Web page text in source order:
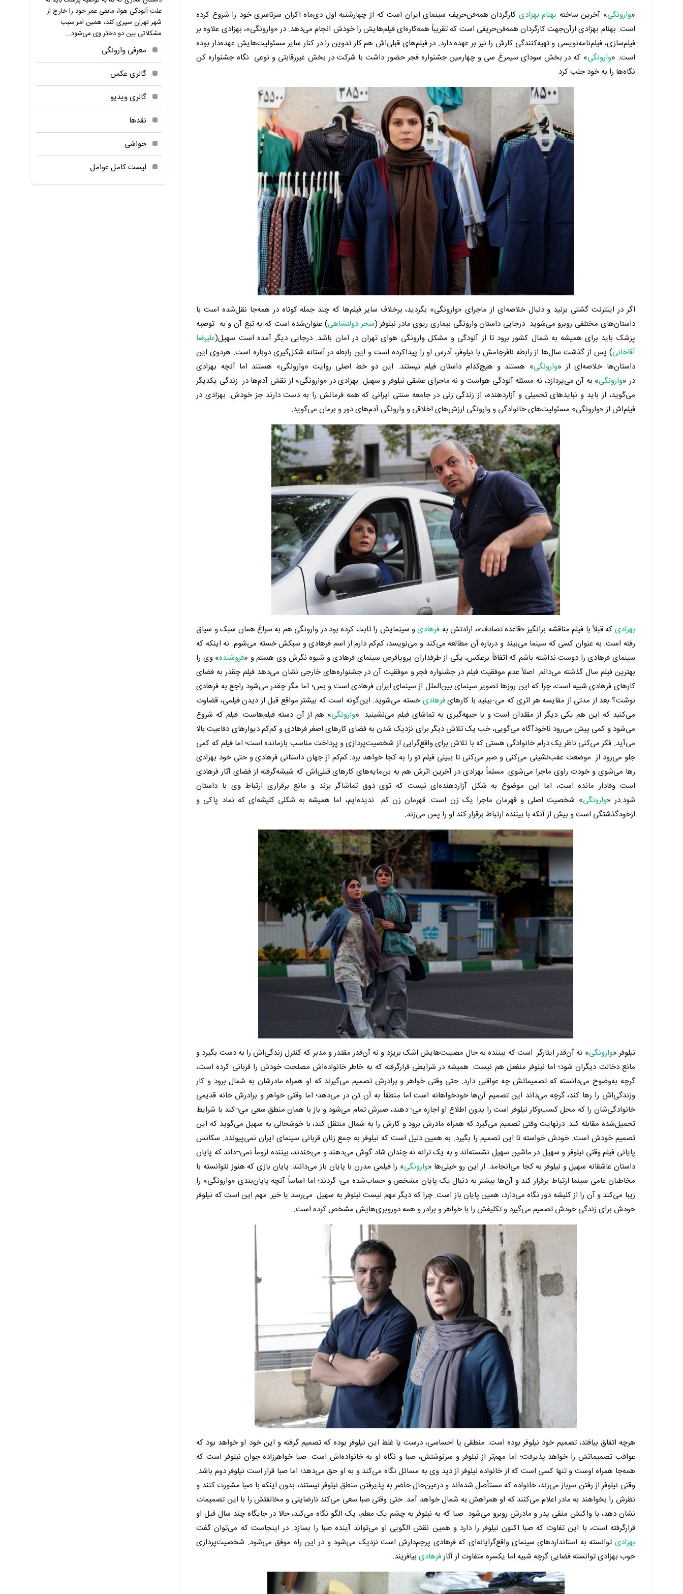
«وارونگی» آخرین ساخته بهنام بهزادی کارگردان همه‌فن‌حریف سینمای ایران است که از چهارشنبه اول دی‌ماه اکران سرتاسری خود را شروع کرده
است. بهنام بهزادی ازآن‌جهت کارگردان همه‌فن‌حریفی است که تقریباً همه‌کاره‌ای فیلم‌هایش را خودش انجام می‌دهد. در «وارونگی»، بهزادی علاوه بر
فیلم‌سازی، فیلم‌نامه‌نویسی و تهیه‌کنندگی کارش را نیز بر عهده دارد. در فیلم‌های قبلی‌اش هم کار تدوین را در کنار سایر مسئولیت‌هایش عهده‌دار بوده
است. «وارونگی» که در بخش سودای سیمرغ سی و چهارمین جشنواره فجر حضور داشت با شرکت در بخش غیررقابتی و نوعی نگاه جشنواره کن
نگاه‌ها را به خود جلب کرد.
اگر در اینترنت گشتی بزنید و دنبال خلاصه‌ای از ماجرای «وارونگی» بگردید، برخلاف سایر فیلم‌ها که چند جمله کوتاه در همه‌جا نقل‌شده است با
داستان‌های مختلفی روبرو می‌شوید. درجایی داستان وارونگی بیماری ریوی مادر نیلوفر (سحر دولتشاهی) عنوان‌شده است که به تبع آن و به توصیه
پزشک باید برای همیشه به شمال کشور برود تا از آلودگی و مشکل وارونگی هوای تهران در امان باشد. درجایی دیگر آمده است سهیل(علیرضا
آقاخانی) پس از گذشت سال‌ها از رابطه نافرجامش با نیلوفر، آدرس او را پیداکرده است و این رابطه در آستانه شکل‌گیری دوباره است. هردوی این
داستان‌ها خلاصه‌ای از «وارونگی» هستند و هیچ‌کدام داستان فیلم نیستند. این دو خط اصلی روایت «وارونگی» هستند اما آنچه بهزادی
در «وارونگی» به آن می‌پردازد، نه مسئله آلودگی هواست و نه ماجرای عشقی نیلوفر و سهیل. بهزادی در «وارونگی» از نقش آدم‌ها در زندگی یکدیگر
می‌گوید، از باید و نبایدهای تحمیلی و آزاردهنده، از زندگی زنی در جامعه سنتی ایرانی که همه فرمانش را به دست دارند جز خودش. بهزادی در
فیلم‌اش از «وارونگی» مسئولیت‌های خانوادگی و وارونگی ارزش‌های اخلاقی و وارونگی آدم‌های دور و برمان می‌گوید.
بهزادی که قبلاً با فیلم مناقشه ‌برانگیز «قاعده تصادف»، ارادتش به فرهادیو سینمایش را ثابت کرده بود در وارونگی هم به سراغ همان سبک و سیاق
رفته است. به عنوان کسی که سینما می‌بیند و درباره آن مطالعه می‌کند و می‌نویسد، کم‌کم دارم از اسم فرهادی و سبکش خسته می‌شوم. نه اینکه که
سینمای فرهادی را دوست نداشته باشم که اتفاقاً برعکس، یکی از طرفداران پروپاقرص سینمای فرهادی و شیوه نگرش وی هستم و «فروشنده» وی را
بهترین فیلم سال گذشته می‌دانم. اصلاً عدم موفقیت فیلم در جشنواره فجر و موفقیت آن در جشنواره‌های خارجی نشان می‌دهد فیلم چقدر به فضای
کارهای فرهادی شبیه است، چرا که این روزها تصویر سینمای بین‌الملل از سینمای ایران فرهادی است و بس؛ اما مگر چقدر می‌شود راجع به فرهادی
نوشت؟ بعد از مدتی از مقایسه هر اثری که می-بینید با کارهایفرهادیخسته می‌شوید. این‌گونه است که بیشتر مواقع قبل از دیدن فیلمی، قضاوت
می‌کنید که این هم یکی دیگر از مقلدان است و با جبهه‌گیری به تماشای فیلم می‌نشینید. «وارونگی» هم از آن دسته فیلم‌هاست. فیلم که شروع
می‌شود و کمی پیش می‌رود ناخودآگاه می‌گویی، خب یک تلاش دیگر برای نزدیک شدن به فضای کارهای اصغر فرهادی و کم‌کم دیوارهای دفاعیت بالا
می‌آید. فکر می‌کنی ناظر یک درام خانوادگی هستی که با تلاش برای واقع‌گرایی از شخصیت‌پردازی و پرداخت مناسب بازمانده است؛ اما فیلم که کمی
جلو می‌رود از موضعت عقب‌نشینی می‌کنی و صبر می‌کنی تا ببینی فیلم تو را به کجا خواهد برد. کم‌کم از جهان داستانی فرهادی و حتی خود بهزادی
رها می‌شوی و خودت راوی ماجرا می‌شوی. مسلماً بهزادی در آخرین اثرش هم به بن‌مایه‌های کارهای قبلی‌اش که شیشه‌گرفته از فضای آثار فرهادی
است وفادار مانده است، اما این موضوع به شکل آزاردهنده‌ای نیست که توی ذوق تماشاگر بزند و مانع برقراری ارتباط وی با داستان
شود.در «وارونگی» شخصیت اصلی و قهرمان ماجرا یک زن است. قهرمان زن کم ندیده‌ایم، اما همیشه به شکلی کلیشه‌ای که نماد پاکی و
ازخودگذشتگی است و بیش از آنکه با بیننده ارتباط برقرار کند او را پس می‌زند.
نیلوفر «وارونگی» نه آن‌قدر ایثارگر است که بیننده به حال مصیبت‌هایش اشک بریزد و نه آن‌قدر مقتدر و مدبر که کنترل زندگی‌اش را به دست بگیرد و
مانع دخالت دیگران شود؛ اما نیلوفر منفعل هم نیست. همیشه در شرایطی قرارگرفته که به خاطر خانواده‌اش مصلحت خودش را قربانی کرده است،
گرچه به‌وضوح می‌دانسته که تصمیماتش چه عواقبی دارد. حتی وقتی خواهر و برادرش تصمیم می‌گیرند که او همراه مادرشان به شمال برود و کار
وزندگی‌اش را رها کند، گرچه می‌داند این تصمیم آن‌ها خودخواهانه است اما منطقاً به آن تن در می‌دهد؛ اما وقتی خواهر و برادرش خانه قدیمی
خانوادگی‌شان را که محل کسب‌وکار نیلوفر است را بدون اطلاع او اجاره می¬دهند، صبرش تمام می‌شود و باز با همان منطق سعی می¬کند با شرایط
تحمیل‌شده مقابله کند. درنهایت وقتی تصمیم می‌گیرد که همراه مادرش برود و کارش را به شمال منتقل کند، با خوشحالی به سهیل می‌گوید که این
تصمیم خودش است. خودش خواسته تا این تصمیم را بگیرد. به همین دلیل است که نیلوفر به جمع زنان قربانی سینمای ایران نمی‌پیوندد. سکانس
پایانی فیلم وقتی نیلوفر و سهیل در ماشین سهیل نشسته‌اند و به یک ترانه نه چندان شاد گوش می‌دهند و می‌خندند، بیننده لزوماً نمی¬داند که پایان
داستان عاشقانه سهیل و نیلوفر به کجا می‌انجامد. از این رو خیلی‌ها «وارونگی» را فیلمی مدرن با پایان باز می‌دانند. پایان بازی که هنوز نتوانسته با
مخاطبان عامی سینما ارتباط برقرار کند و آن‌ها بیشتر به دنبال یک پایان مشخص و حساب‌شده می¬گردند؛ اما اساساً آنچه پایان‌بندی «وارونگی» را
زیبا می‌کند و آن را از کلیشه دور نگاه می‌دارد، همین پایان باز است. چرا که دیگر مهم نیست نیلوفر به سهیل می‌رسد یا خیر. مهم این است که نیلوفر
خودش برای زندگی خودش تصمیم می‌گیرد و تکلیفش را با خواهر و برادر و همه دوروبری‌هایش مشخص کرده است.
هرچه اتفاق بیافتد، تصمیم خود نیلوفر بوده است. منطقی یا احساسی، درست یا غلط این نیلوفر بوده که تصمیم گرفته و این خود او خواهد بود که
عواقب تصمیماتش را خواهد پذیرفت؛ اما مهم‌تر از نیلوفر و سرنوشتش، صبا و نگاه او به خانواده‌اش است. صبا خواهرزاده جوان نیلوفر است که
همه‌جا همراه اوست و تنها کسی است که از خانواده نیلوفر از دید وی به مسائل نگاه می‌کند و به او حق می‌دهد؛ اما صبا قرار است نیلوفر دوم باشد.
وقتی نیلوفر از رفتن سر‌باز می‌زند، خانواده که مستأصل شده‌اند و درعین‌حال حاضر به پذیرفتن منطق نیلوفر نیستند، بدون اینکه با صبا مشورت کنند و
نظرش را بخواهند به مادر اعلام می‌کنند که او همراهش به شمال خواهد آمد. حتی وقتی صبا سعی می‌کند نارضایتی و مخالفتش را با این تصمیمات
نشان دهد، با واکنش منفی پدر و مادرش روبرو می‌شود. صبا که به نیلوفر به چشم یک معلم، یک الگو نگاه می‌کند، حالا در جایگاه چند سال قبل او
قرارگرفته است، با این تفاوت که صبا اکنون نیلوفر را دارد و همین نقش الگویی او می‌تواند آینده صبا را بسازد. در اینجاست که می‌توان گفت
بهزادی توانسته به استانداردهای سینمای واقع‌گرایانه‌ای که فرهادی پرچم‌دارش است نزدیک می‌شود و در این راه موفق می‌شود. شخصیت‌پردازی
خوب بهزادی توانسته فضایی گرچه شبیه اما یکسره متفاوت از آثارفرهادی بیافریند.
علت آلودگی هوا، مابقی عمر خود را خارج از
شهر تهران سپری کند، همین امر سبب
مشکلاتی بین دو دختر وی می‌شود...
معرفی وارونگی
گالری عکس
گالری ویدیو
نقدها
حواشی
لیست کامل عوامل